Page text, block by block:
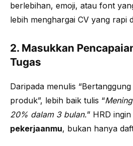
berlebihan, emoji, atau font
lebih menghargai CV yang rapi
2. Masukkan
Tugas
Daripada menulis
produk”, lebih baik tulis “
20% dalam 3 bulan.” HRD
pekerjaanmu, bukan hanya